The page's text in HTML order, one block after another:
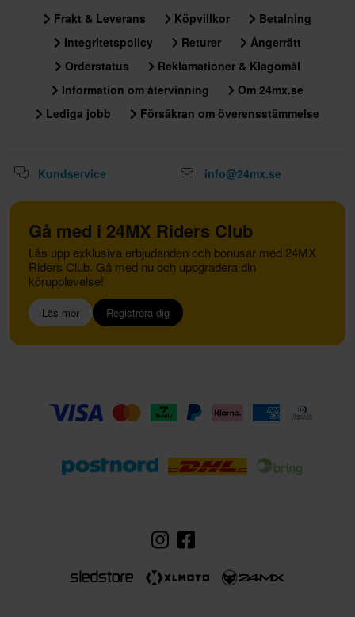
Frakt & Leverans Köpvillkor
Betalning
Integritetspolicy
Returer
Ångerrätt
Orderstatus
Reklamationer & Klagomål
Information om återvinning
Om 24mx.se
Lediga jobb
Försäkran om överensstämmelse
Kundservice info@24mx.se
Gå med i 24MX Riders Club
Lås upp exklusiva erbjudanden och bonusar med 24MX
Riders Club. Gå med nu och uppgradera din
körupplevelse!
Läs mer Registrera dig